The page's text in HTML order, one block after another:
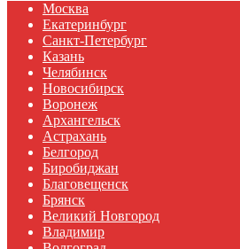
Москва
Екатеринбург
Санкт-Петербург
Казань
Челябинск
Новосибирск
Воронеж
Архангельск
Астрахань
Белгород
Биробиджан
Благовещенск
Брянск
Великий Новгород
Владимир